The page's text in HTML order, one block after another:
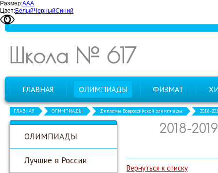
Размер:ААА
Цвет:БелыйЧерныйСиний
Школа № 617
ГЛАВНАЯ ОЛИМПИАДЫ ФИЗМАТ
ГЛАВНАЯ ОЛИМПИАДЫ Дипломы Всероссийской олимпиады 2018-
ОЛИМПИАДЫ
Лучшие в России
2018-
Вернуться к списку